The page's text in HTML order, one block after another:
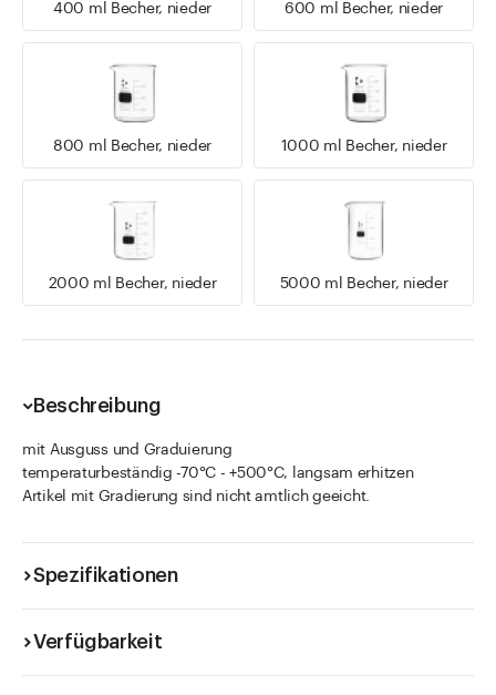
400 ml Becher, nieder 600 ml Becher, nieder
800 ml Becher, nieder 1000 ml Becher, nieder
2000 ml Becher, nieder 5000 ml Becher, nieder
Beschreibung
mit Ausguss und Graduierung
temperaturbeständig -70°C - +500°C, langsam erhitzen
Artikel mit Gradierung sind nicht amtlich geeicht.
Spezifikationen
Verfügbarkeit